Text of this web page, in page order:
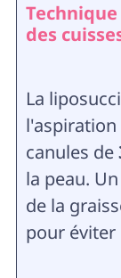
des
La
l'aspiration
canules de
la peau.
de la
pour éviter